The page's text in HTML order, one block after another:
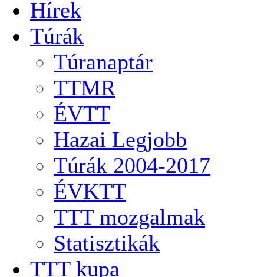
Hírek
Túrák
Túranaptár
TTMR
ÉVTT
Hazai Legjobb
Túrák 2004-2017
ÉVKTT
TTT mozgalmak
Statisztikák
TTT kupa